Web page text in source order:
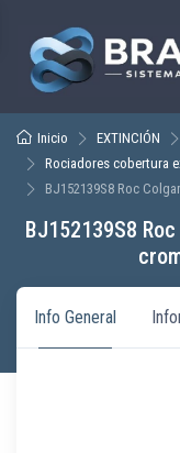
Inicio EXTINCIÓN
Rociadores cobertura
BJ152139S8 Roc
BJ152139S8
Info General